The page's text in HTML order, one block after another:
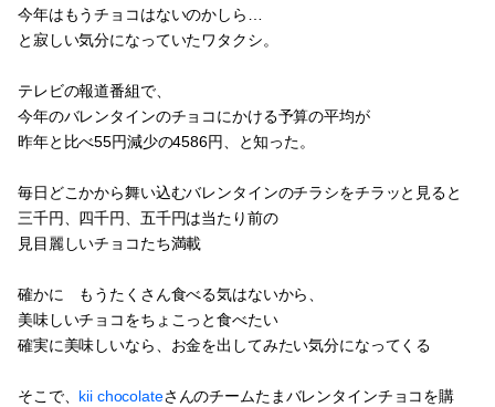
今年はもうチョコはないのかしら…
と寂しい気分になっていたワタクシ。
テレビの報道番組で、
今年のバレンタインのチョコにかける予算の平均が
昨年と比べ55円減少の4586円、と知った。
毎日どこかから舞い込むバレンタインのチラシをチラッと見ると
三千円、四千円、五千円は当たり前の
見目麗しいチョコたち満載
確かに もうたくさん食べる気はないから、
美味しいチョコをちょこっと食べたい
確実に美味しいなら、お金を出してみたい気分になってくる
そこで、 kii chocolateさんのチームたまバレンタインチョコを購